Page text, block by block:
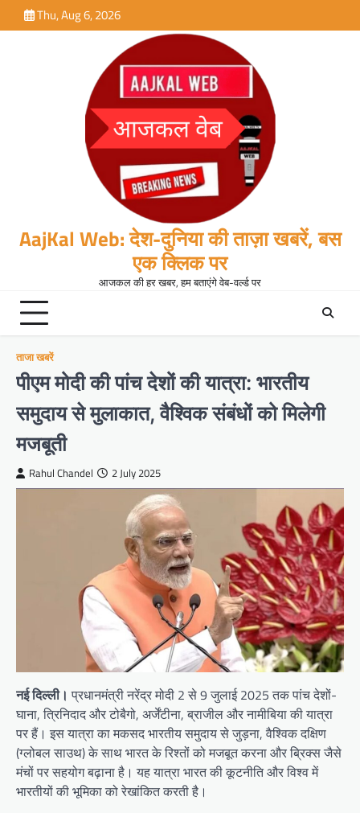
to
Thu, Aug 6, 2026
AajKal Web: देश-दुनिया की ताज़ा खबरें, बस
एक क्लिक पर
आजकल की हर खबर, हम बताएंगे वेब-वर्ल्ड पर
ताजा खबरें
पीएम मोदी की पांच देशों की यात्रा: भारतीय
समुदाय से मुलाकात, वैश्विक संबंधों को मिलेगी
मजबूती
Rahul Chandel 2 July 2025
नई दिल्ली। प्रधानमंत्री नरेंद्र मोदी 2 से 9 जुलाई 2025 तक पांच देशों-
घाना, त्रिनिदाद और टोबैगो, अर्जेंटीना, ब्राजील और नामीबिया की यात्रा
पर हैं। इस यात्रा का मकसद भारतीय समुदाय से जुड़ना, वैश्विक दक्षिण
(ग्लोबल साउथ) के साथ भारत के रिश्तों को मजबूत करना और ब्रिक्स जैसे
मंचों पर सहयोग बढ़ाना है। यह यात्रा भारत की कूटनीति और विश्व में
भारतीयों की भूमिका को रेखांकित करती है।